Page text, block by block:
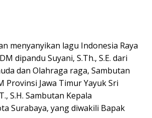
menyanyikan lagu Indonesia Raya
dipandu Suyani, S.Th., S.E. dari
dan Olahraga raga, Sambutan
Provinsi Jawa Timur Yayuk Sri
S.H. Sambutan Kepala
Surabaya, yang diwakili Bapak